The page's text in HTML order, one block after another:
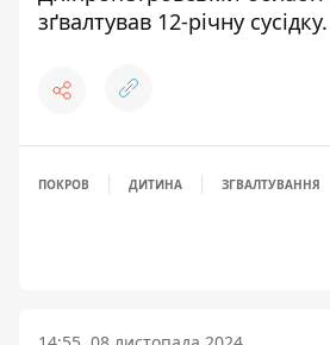
зґвалтував 12-річну сусідку.
ПОКРОВ ДИТИНА ЗГВАЛТУВАННЯ